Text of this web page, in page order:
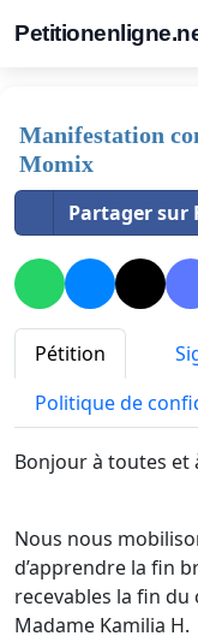
Manifestation
Momix
Partager sur
Pétition
Politique de
Bonjour à toutes et
Nous nous
d’apprendre la fin
recevables la fin
Madame Kamilia H.